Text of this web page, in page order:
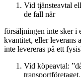
Vid tjänsteavtal
de fall när
försäljningen inte sker i
kvantitet, eller leverans
inte levereras på ett
Vid köpeavtal: